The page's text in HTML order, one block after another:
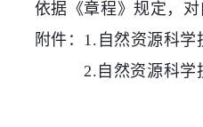
依据《章程》规定，对
附件： 1.自然资源科学
2.自然资源科学技术